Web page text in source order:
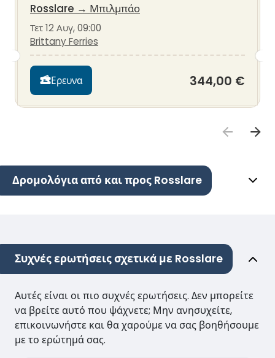
Rosslare → Μπιλμπάο
Τετ 12 Αυγ, 09:00
Brittany Ferries
Ερευνα 344,00 €
Δρομολόγια από και προς Rosslare
Συχνές ερωτήσεις σχετικά με Rosslare
Αυτές είναι οι πιο συχνές ερωτήσεις. Δεν μπορείτε
να βρείτε αυτό που ψάχνετε; Μην ανησυχείτε,
επικοινωνήστε και θα χαρούμε να σας βοηθήσουμε
με το ερώτημά σας.